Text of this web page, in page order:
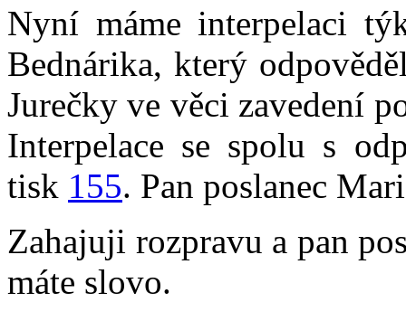
Nyní máme interpelaci
Bednárika, který
Jurečky ve věci zavedení
Interpelace se spolu s
tisk 155. Pan poslanec
Zahajuji rozpravu a pan
máte slovo.